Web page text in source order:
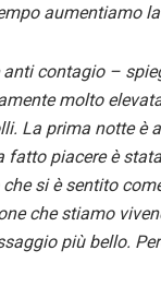
aumentiamo
contagio –
molto
La prima notte è
piacere è
si è sentito
che stiamo
più bello.